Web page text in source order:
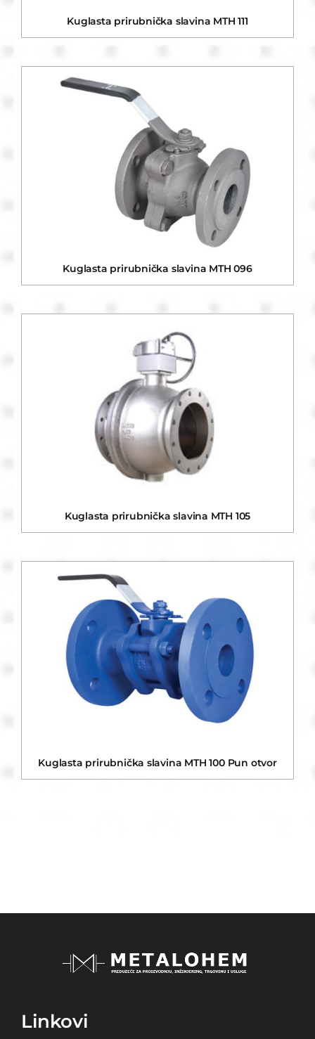
Kuglasta prirubnička slavina MTH 111
Kuglasta prirubnička slavina MTH 096
Kuglasta prirubnička slavina MTH 105
Kuglasta prirubnička slavina MTH 100 Pun otvor
Linkovi